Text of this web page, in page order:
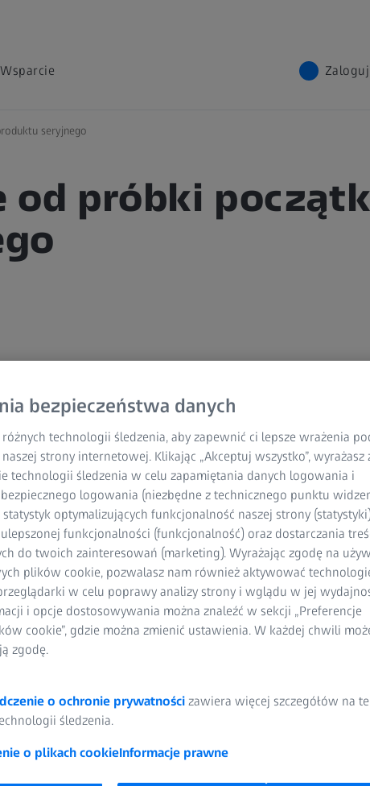
Wsparcie
seryjnego
od próbki
bezpieczeństwa danych
różnych technologii śledzenia, aby zapewnić ci lepsze wrażenia
strony internetowej. Klikając „Akceptuj wszystko”, wyrażasz
technologii śledzenia w celu zapamiętania danych logowania i
logowania (niezbędne z technicznego punktu
optymalizujących funkcjonalność naszej strony
funkcjonalności (funkcjonalność) oraz dostarczania
do twoich zainteresowań (marketing). Wyrażając zgodę na
plików cookie, pozwalasz nam również aktywować
w celu poprawy analizy strony i wglądu w jej
i opcje dostosowywania można znaleźć w sekcji „Preferencje
cookie”, gdzie można zmienić ustawienia. W każdej chwili
zgodę.
o ochronie prywatności zawiera więcej szczegółów na
śledzenia.
o plikach cookieInformacje prawne